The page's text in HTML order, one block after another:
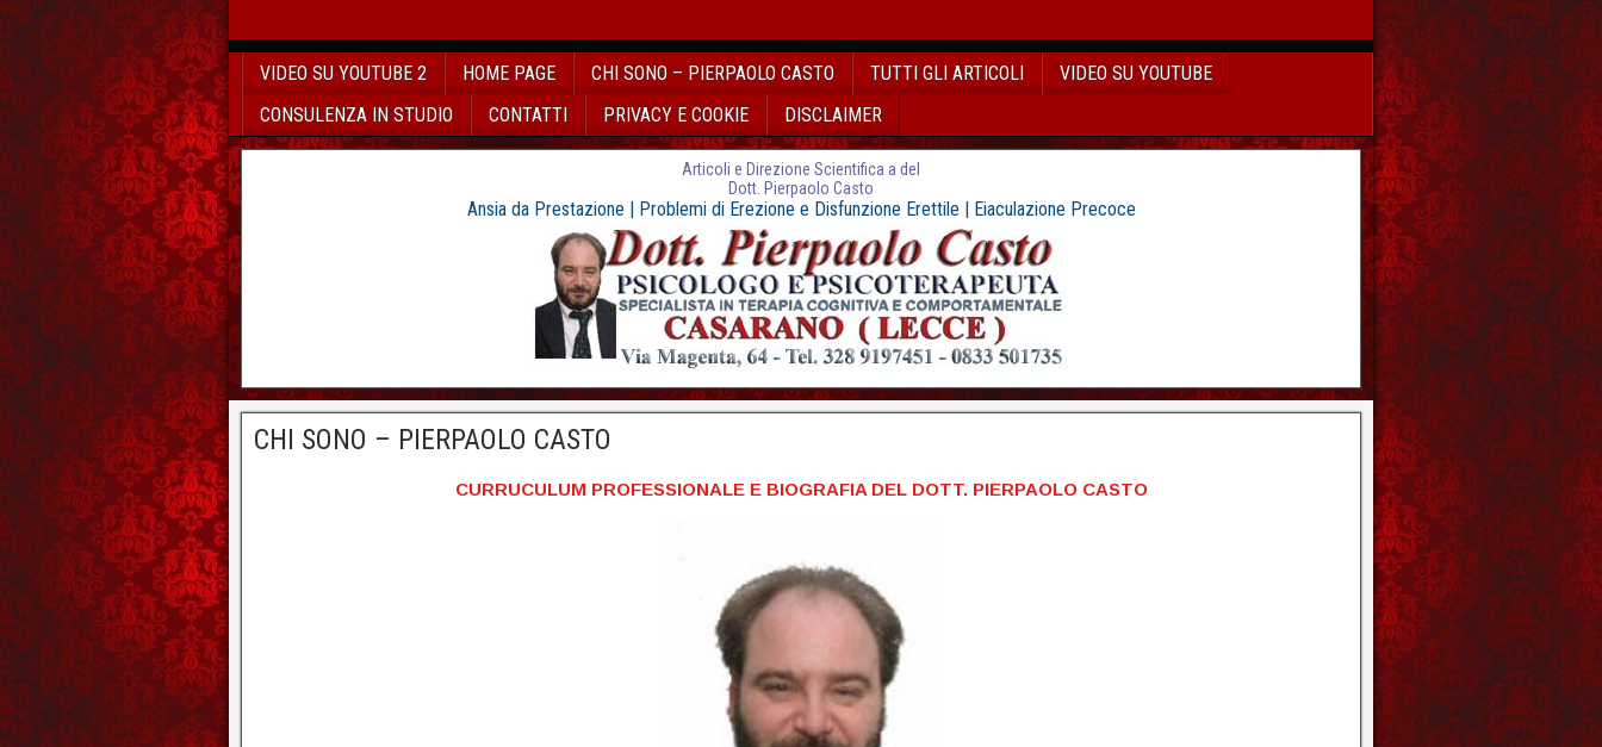
VIDEO SU YOUTUBE 2 HOME PAGE CHI SONO – PIERPAOLO CASTO TUTTI GLI ARTICOLI
VIDEO SU YOUTUBE
CONSULENZA IN STUDIO
CONTATTI PRIVACY E COOKIE DISCLAIMER
Articoli e Direzione Scientifica a del
Dott. Pierpaolo Casto
Ansia da Prestazione | Problemi di Erezione e Disfunzione Erettile | Eiaculazione Precoce
CHI SONO – PIERPAOLO CASTO
CURRUCULUM PROFESSIONALE E BIOGRAFIA DEL DOTT. PIERPAOLO CASTO